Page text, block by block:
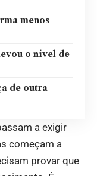
menos
o nível de
de outra
a exigir
começam a
provar que